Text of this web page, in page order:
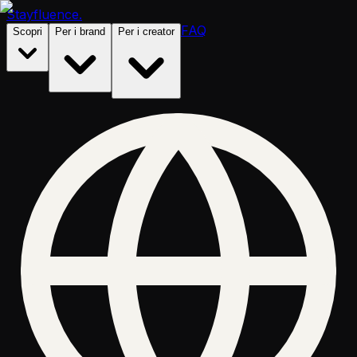
Stayfluence.
Scopri Per i brand Per i creator FAQ